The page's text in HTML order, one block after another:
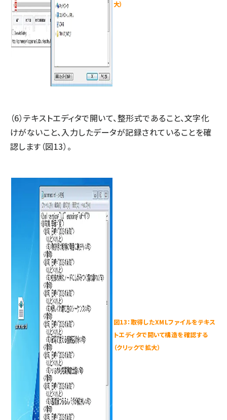
大）
（6）テキストエディタで開いて、整形式であること、文字化
けがないこと、入力したデータが記録されていることを確
認します（図13）。
図13：取得したXMLファイルをテキス
トエディタで開いて構造を確認する
（クリックで拡大）